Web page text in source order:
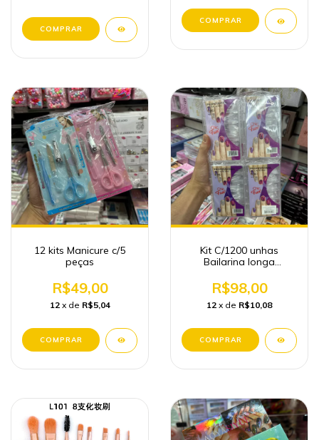
12 kits Manicure c/5
peças
R$49,00
12 x de R$5,04
Kit C/1200 unhas
Bailarina longa
R$98,00
12 x de R$10,08